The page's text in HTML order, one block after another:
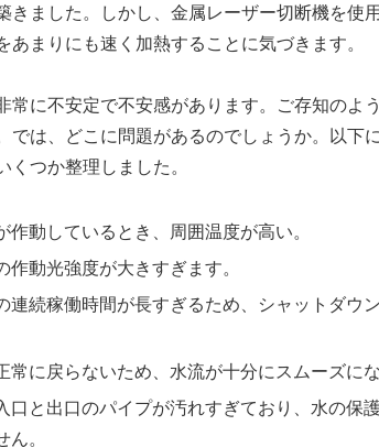
きました。しかし、金属レーザー切断機を使
あまりにも速く加熱することに気づきます。
常に不安定で不安感があります。ご存知のよ
では、どこに問題があるのでしょうか。以下
つか整理しました。
動しているとき、周囲温度が高い。
動光強度が大きすぎます。
連続稼働時間が長すぎるため、シャットダウ
常に戻らないため、水流が十分にスムーズにな
口と出口のパイプが汚れすぎており、水の保
。